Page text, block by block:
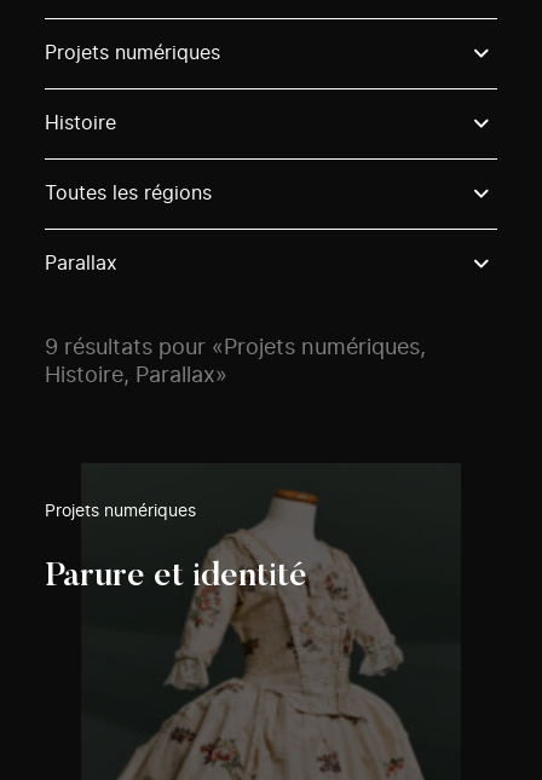
Projets numériques
Histoire
Toutes les régions
Parallax
9 résultats pour «Projets numériques,
Histoire, Parallax»
Projets numériques
Parure et identité